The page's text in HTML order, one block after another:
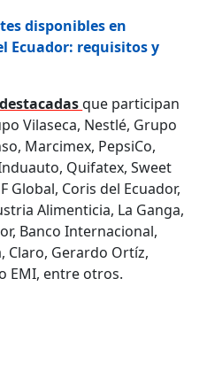
disponibles en
Ecuador: requisitos y
que participan
Vilaseca, Nestlé, Grupo
Marcimex, PepsiCo,
Quifatex, Sweet
Global, Coris del Ecuador,
Alimenticia, La Ganga,
Banco Internacional,
Claro, Gerardo Ortíz,
EMI, entre otros.